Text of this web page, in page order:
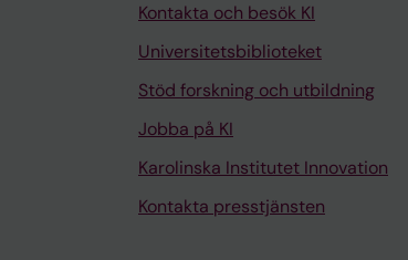
Kontakta och besök KI
Universitetsbiblioteket
Stöd forskning och utbildning
Jobba på KI
Karolinska Institutet Innovation
Kontakta presstjänsten